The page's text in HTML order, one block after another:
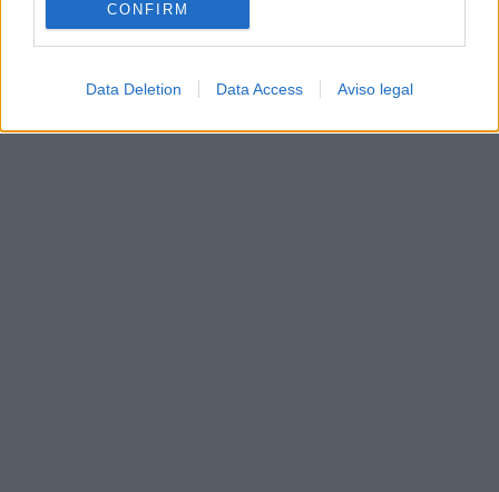
CONFIRM
Data Deletion Data Access Aviso legal